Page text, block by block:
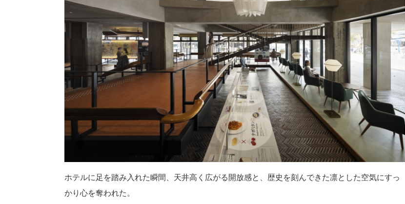
ホテルに足を踏み入れた瞬間、天井高く広がる開放感と、歴史を刻んできた凛とした空気にすっ
かり心を奪われた。